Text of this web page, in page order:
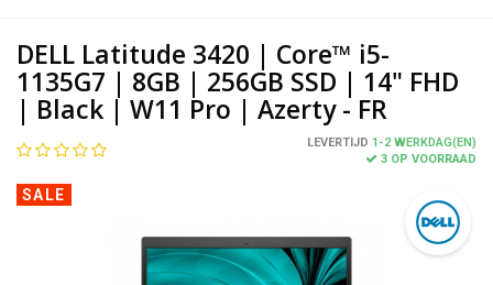
DELL Latitude 3420 | Core™ i5-
1135G7 | 8GB | 256GB SSD | 14" FHD
| Black | W11 Pro | Azerty - FR
LEVERTIJD 1-2 WERKDAG(EN)
3 OP VOORRAAD
SALE